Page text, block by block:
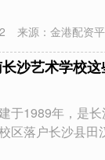
来源：金港配资
沙艺术学校
于1989年，是
区落户长沙县